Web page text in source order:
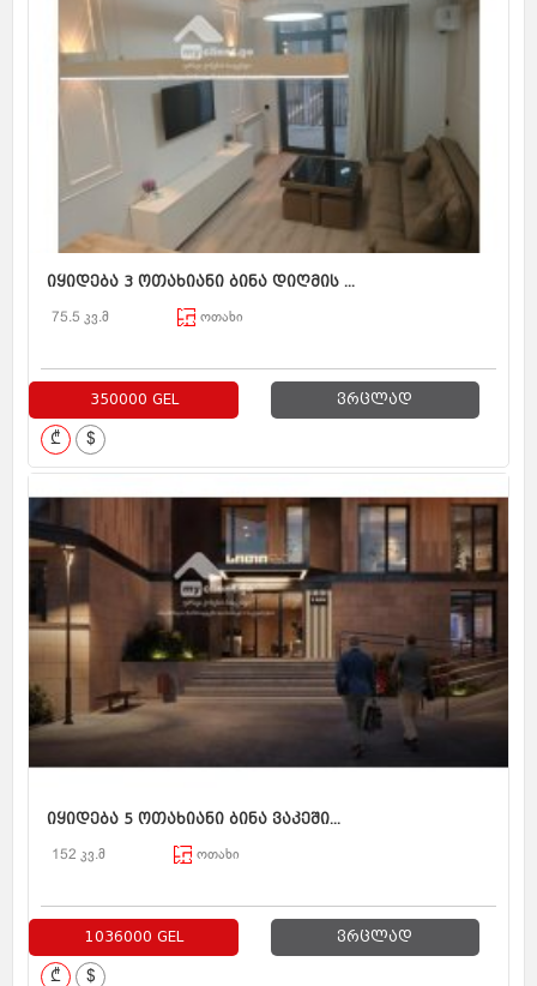
იყიდება 3 ოთახიანი ბინა დიღმის ...
75.5 კვ.მ ოთახი
350000 GEL ვრცლად
₾ $
იყიდება 5 ოთახიანი ბინა ვაკეში...
152 კვ.მ ოთახი
1036000 GEL ვრცლად
₾ $